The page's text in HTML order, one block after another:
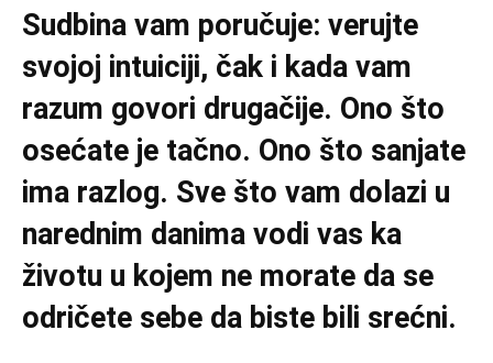
Sudbina vam poručuje: verujte
svojoj intuiciji, čak i kada vam
razum govori drugačije. Ono što
osećate je tačno. Ono što sanjate
ima razlog. Sve što vam dolazi u
narednim danima vodi vas ka
životu u kojem ne morate da se
odričete sebe da biste bili srećni.